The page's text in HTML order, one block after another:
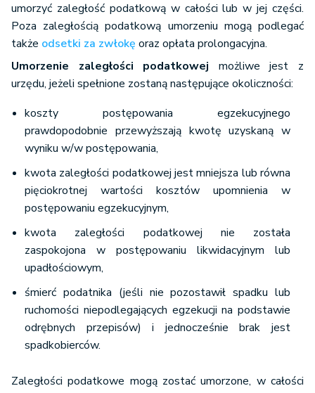
umorzyć zaległość podatkową w całości lub w jej części.
Poza zaległością podatkową umorzeniu mogą podlegać
także odsetki za zwłokę oraz opłata prolongacyjna.
Umorzenie zaległości podatkowej możliwe jest z
urzędu, jeżeli spełnione zostaną następujące okoliczności:
koszty postępowania egzekucyjnego
prawdopodobnie przewyższają kwotę uzyskaną w
wyniku w/w postępowania,
kwota zaległości podatkowej jest mniejsza lub równa
pięciokrotnej wartości kosztów upomnienia w
postępowaniu egzekucyjnym,
kwota zaległości podatkowej nie została
zaspokojona w postępowaniu likwidacyjnym lub
upadłościowym,
śmierć podatnika (jeśli nie pozostawił spadku lub
ruchomości niepodlegających egzekucji na podstawie
odrębnych przepisów) i jednocześnie brak jest
spadkobierców.
Zaległości podatkowe mogą zostać umorzone, w całości